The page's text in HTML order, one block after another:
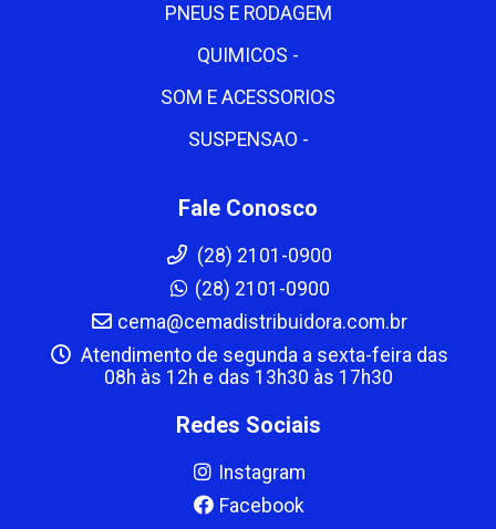
PNEUS E RODAGEM
QUIMICOS -
SOM E ACESSORIOS
SUSPENSAO -
Fale Conosco
(28) 2101-0900
(28) 2101-0900
cema@cemadistribuidora.com.br
Atendimento de segunda a sexta-feira das
08h às 12h e das 13h30 às 17h30
Redes Sociais
Instagram
Facebook